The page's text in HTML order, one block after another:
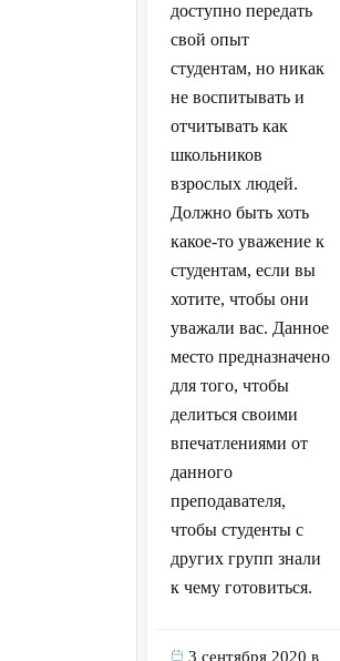
доступно передать
свой опыт
студентам, но никак
не воспитывать и
отчитывать как
школьников
взрослых людей.
Должно быть хоть
какое-то уважение к
студентам, если вы
хотите, чтобы они
уважали вас. Данное
место предназначено
для того, чтобы
делиться своими
впечатлениями от
данного
преподавателя,
чтобы студенты с
других групп знали
к чему готовиться.
3 сентября 2020 в